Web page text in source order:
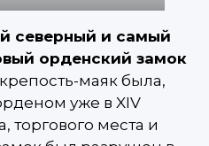
северный и самый
орденский замок
маяк была,
уже в XIV
торгового места и